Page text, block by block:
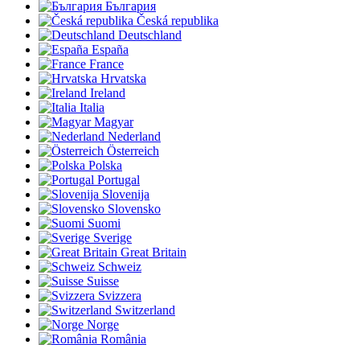
България
Česká republika
Deutschland
España
France
Hrvatska
Ireland
Italia
Magyar
Nederland
Österreich
Polska
Portugal
Slovenija
Slovensko
Suomi
Sverige
Great Britain
Schweiz
Suisse
Svizzera
Switzerland
Norge
România